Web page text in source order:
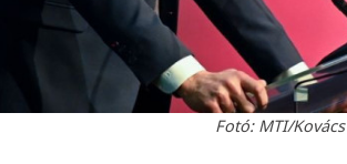
Fotó: MTI/